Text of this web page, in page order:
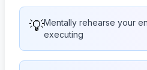
💡Mentally rehearse your
executing